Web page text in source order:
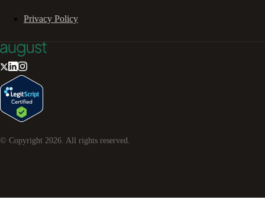
Privacy Policy
© Copyright 2026. All rights reserved.